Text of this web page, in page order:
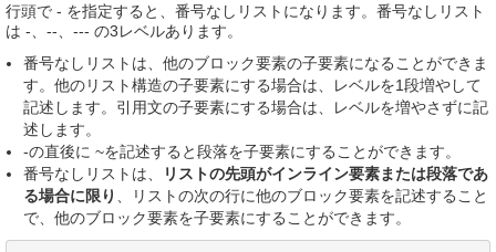
行頭で - を指定すると、番号なしリストになります。番号なしリスト
は -、--、--- の3レベルあります。
番号なしリストは、他のブロック要素の子要素になることができま
す。他のリスト構造の子要素にする場合は、レベルを1段増やして
記述します。引用文の子要素にする場合は、レベルを増やさずに記
述します。
-の直後に ~を記述すると段落を子要素にすることができます。
番号なしリストは、
リストの先頭がインライン要素または段落であ
る場合に限り
、リストの次の行に他のブロック要素を記述すること
で、他のブロック要素を子要素にすることができます。